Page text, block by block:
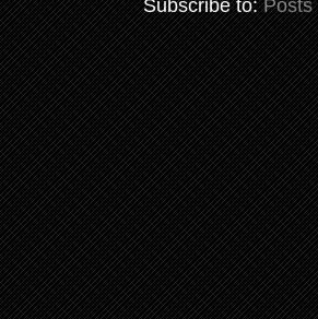
Subscribe to:Posts